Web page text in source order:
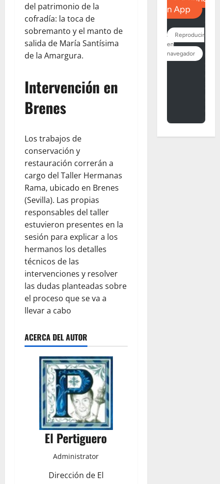
del patrimonio de la
cofradía: la toca de
sobremanto y el manto de
salida de María Santísima
de la Amargura.
Intervención en
Brenes
Los trabajos de
conservación y
restauración correrán a
cargo del Taller Hermanas
Rama, ubicado en Brenes
(Sevilla). Las propias
responsables del taller
estuvieron presentes en la
sesión para explicar a los
hermanos los detalles
técnicos de las
intervenciones y resolver
las dudas planteadas sobre
el proceso que se va a
llevar a cabo
ACERCA DEL AUTOR
El Pertiguero
Administrator
Dirección de El